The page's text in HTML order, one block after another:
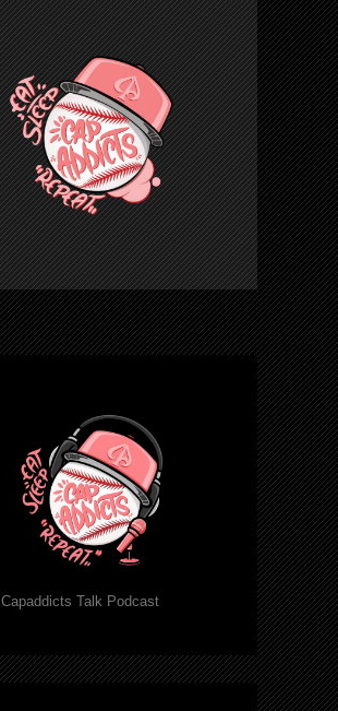
Capaddicts Talk Podcast